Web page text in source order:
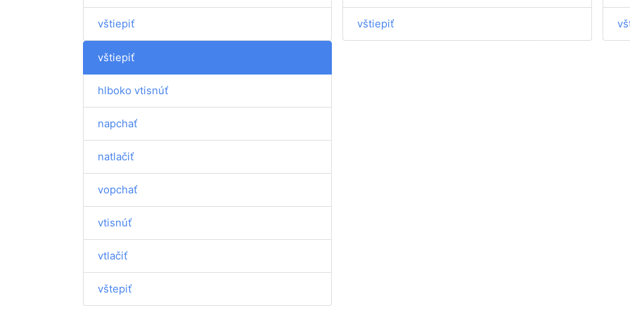
vštiepiť vštiepiť
vštiepiť
hlboko vtisnúť
napchať
natlačiť
vopchať
vtisnúť
vtlačiť
vštepiť